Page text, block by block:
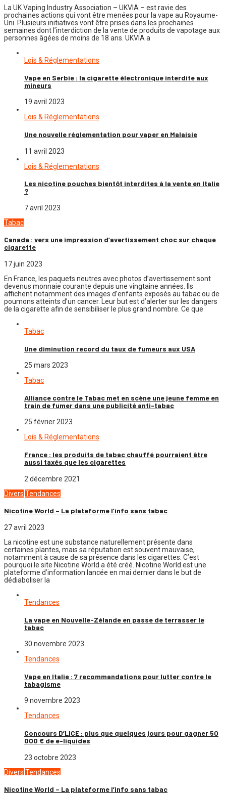
La UK Vaping Industry Association – UKVIA – est ravie des
prochaines actions qui vont être menées pour la vape au Royaume-
Uni. Plusieurs initiatives vont être prises dans les prochaines
semaines dont l’interdiction de la vente de produits de vapotage aux
personnes âgées de moins de 18 ans. UKVIA a
Lois & Réglementations
Vape en Serbie : la cigarette électronique interdite aux
mineurs
19 avril 2023
Lois & Réglementations
Une nouvelle réglementation pour vaper en Malaisie
11 avril 2023
Lois & Réglementations
Les nicotine pouches bientôt interdites à la vente en Italie
?
7 avril 2023
Tabac
Canada : vers une impression d’avertissement choc sur chaque
cigarette
17 juin 2023
En France, les paquets neutres avec photos d’avertissement sont
devenus monnaie courante depuis une vingtaine années. Ils
affichent notamment des images d’enfants exposés au tabac ou de
poumons atteints d’un cancer. Leur but est d’alerter sur les dangers
de la cigarette afin de sensibiliser le plus grand nombre. Ce que
Tabac
Une diminution record du taux de fumeurs aux USA
25 mars 2023
Tabac
Alliance contre le Tabac met en scène une jeune femme en
train de fumer dans une publicité anti-tabac
25 février 2023
Lois & Réglementations
France : les produits de tabac chauffé pourraient être
aussi taxés que les cigarettes
2 décembre 2021
Divers Tendances
Nicotine World – La plateforme l’info sans tabac
27 avril 2023
La nicotine est une substance naturellement présente dans
certaines plantes, mais sa réputation est souvent mauvaise,
notamment à cause de sa présence dans les cigarettes. C’est
pourquoi le site Nicotine World a été créé. Nicotine World est une
plateforme d’information lancée en mai dernier dans le but de
dédiaboliser la
Tendances
La vape en Nouvelle-Zélande en passe de terrasser le
tabac
30 novembre 2023
Tendances
Vape en Italie : 7 recommandations pour lutter contre le
tabagisme
9 novembre 2023
Tendances
Concours D’LICE : plus que quelques jours pour gagner 50
000 € de e-liquides
23 octobre 2023
Divers Tendances
Nicotine World – La plateforme l’info sans tabac